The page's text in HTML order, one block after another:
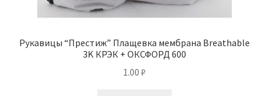
Рукавицы “Престиж” Плащевка мембрана Breathable
3K КРЭК + ОКСФОРД 600
1.00 ₽